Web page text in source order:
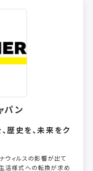
官賞」の受賞を始め、
ます。
パン
歴史を、未来をク
ウィルスの影響が出て
活様式への転換が求め